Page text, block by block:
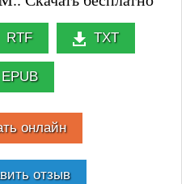
RTF TXT
EPUB
онлайн
отзыв